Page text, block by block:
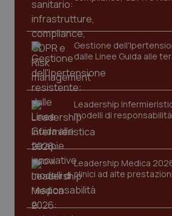
Gestione
dalle Linee Guida alle
Leadership
modelli di
Leadership Medica
clinici ad alte prestazioni
protette del sito. Il sito web non è in
funzionare correttamente senza questi
Nome
VISITOR_PRIVACY_METADATA